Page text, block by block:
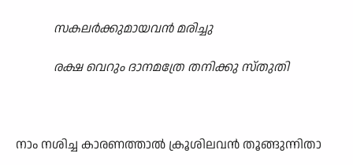
സകലർക്കുമായവൻ മരിച്ചു
രക്ഷ വെറും ദാനമത്രേ തനിക്കു സ്തുതി
നാം നശിച്ച കാരണത്താൽ ക്രൂശിലവൻ തൂങ്ങുന്നിതാ